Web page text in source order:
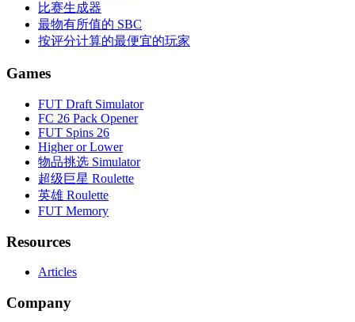
比赛生成器
最物有所值的 SBC
按评分计算的最便宜的玩家
Games
FUT Draft Simulator
FC 26 Pack Opener
FUT Spins 26
Higher or Lower
物品挑选 Simulator
超级巨星 Roulette
英雄 Roulette
FUT Memory
Resources
Articles
Company